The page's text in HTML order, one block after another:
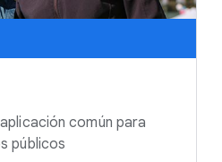
común para
públicos